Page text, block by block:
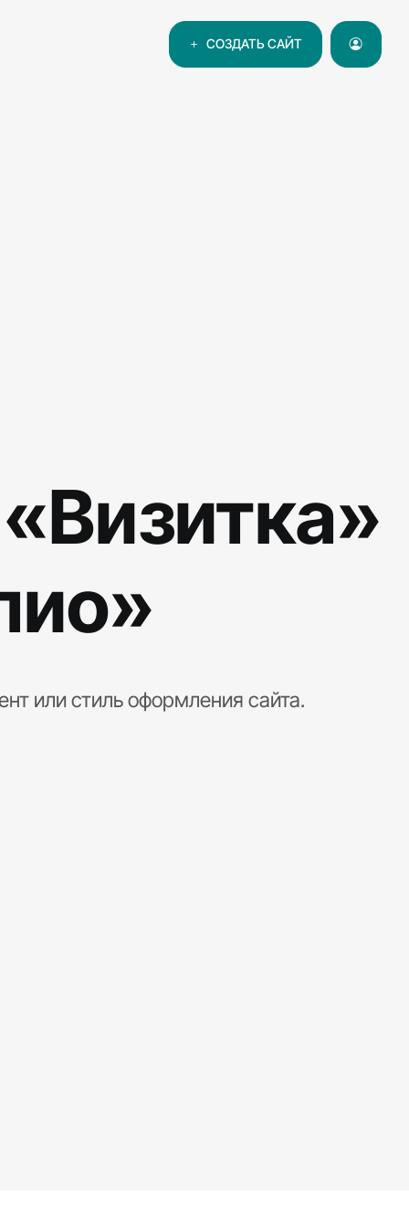
СОЗДАТЬ САЙТ
или стиль оформления сайта.